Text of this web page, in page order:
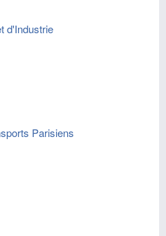
d'Industrie
Parisiens